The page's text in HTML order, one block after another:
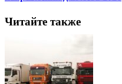
Читайте также